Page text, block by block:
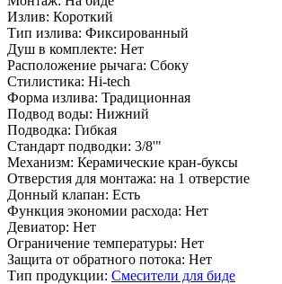
Излив: Короткий
Тип излива: Фиксированный
Душ в комплекте: Нет
Расположение рычага: Сбоку
Стилистика: Hi-tech
Форма излива: Традиционная
Подвод воды: Нижний
Подводка: Гибкая
Стандарт подводки: 3/8'"
Механизм: Керамические кран-буксы
Отверстия для монтажа: на 1 отверстие
Донный клапан: Есть
Функция экономии расхода: Нет
Девиатор: Нет
Ограничение температуры: Нет
Защита от обратного потока: Нет
Тип продукции: Смесители для биде